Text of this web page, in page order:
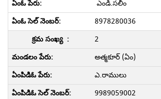
ఎండి.సలీం
8978280036
2
అత్మకూర్ (ఏం)
ఎ.రాములు
9989059002